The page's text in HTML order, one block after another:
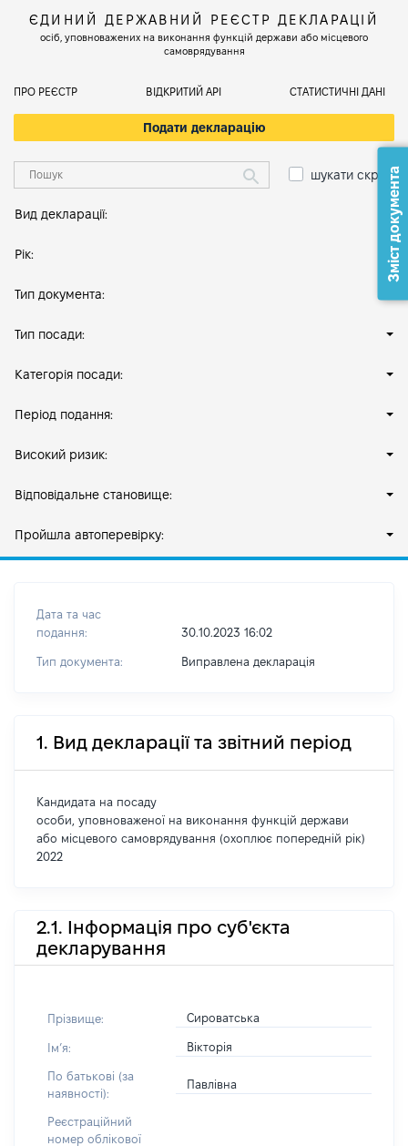
ЄДИНИЙ ДЕРЖАВНИЙ РЕЄСТР ДЕКЛАРАЦІЙ
осіб, уповноважених на виконання функцій держави або місцевого
самоврядування
ПРО РЕЄСТР ВІДКРИТИЙ АРІ СТАТИСТИЧНІ ДАНІ
Подати декларацію
шукати скрізь
Вид декларації:
Рік:
Тип документа:
Тип посади:
Категорія посади:
Період подання:
Високий ризик:
Відповідальне становище:
Пройшла автоперевірку:
Дата та час
подання:
30.10.2023 16:02
Тип документа: Виправлена декларація
1. Вид декларації та звітний період
Кандидата на посаду
особи, уповноваженої на виконання функцій держави
або місцевого самоврядування (охоплює попередній рік)
2022
2.1. Інформація про суб'єкта
декларування
Прізвище: Сироватська
Імʼя: Вікторія
По батькові (за
наявності):
Павлівна
Реєстраційний
номер облікової
Зміст документа